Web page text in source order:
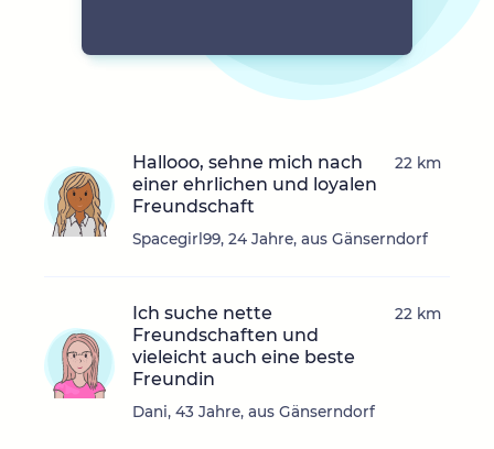
Hallooo, sehne mich nach
einer ehrlichen und loyalen
Freundschaft
Spacegirl99, 24 Jahre, aus Gänserndorf
22 km
Ich suche nette
Freundschaften und
vieleicht auch eine beste
Freundin
Dani, 43 Jahre, aus Gänserndorf
22 km